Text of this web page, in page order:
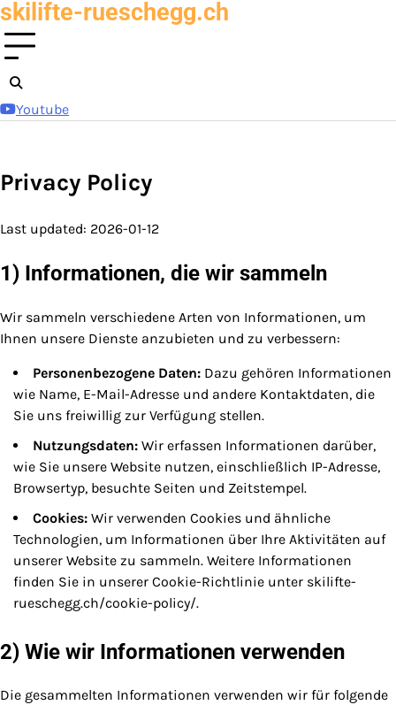
Skip
to
content
skilifte-rueschegg.ch
Youtube
Privacy Policy
Last updated: 2026-01-12
1) Informationen, die wir sammeln
Wir sammeln verschiedene Arten von Informationen, um
Ihnen unsere Dienste anzubieten und zu verbessern:
Personenbezogene Daten: Dazu gehören Informationen
wie Name, E-Mail-Adresse und andere Kontaktdaten, die
Sie uns freiwillig zur Verfügung stellen.
Nutzungsdaten: Wir erfassen Informationen darüber,
wie Sie unsere Website nutzen, einschließlich IP-Adresse,
Browsertyp, besuchte Seiten und Zeitstempel.
Cookies: Wir verwenden Cookies und ähnliche
Technologien, um Informationen über Ihre Aktivitäten auf
unserer Website zu sammeln. Weitere Informationen
finden Sie in unserer Cookie-Richtlinie unter skilifte-
rueschegg.ch/cookie-policy/.
2) Wie wir Informationen verwenden
Die gesammelten Informationen verwenden wir für folgende